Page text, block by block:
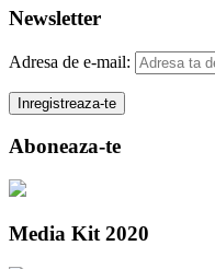
Newsletter
Adresa de e-mail:
Aboneaza-te
Media Kit 2020